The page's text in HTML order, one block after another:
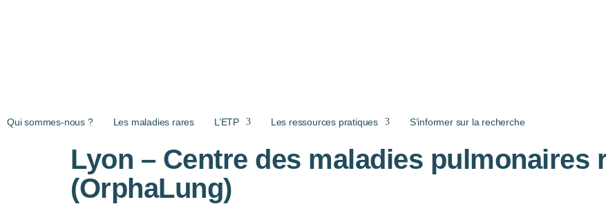
Qui sommes-nous ? Les maladies rares L’ETP Les ressources pratiques S’informer sur la recherche
Lyon – Centre des maladies pulmonaires
(OrphaLung)